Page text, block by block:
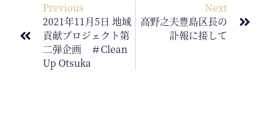
Previous
2021年11月5日 地域
貢献プロジェクト第
二弾企画 ＃clean
Up Otsuka
Next
高野之夫豊島区長の
訃報に接して